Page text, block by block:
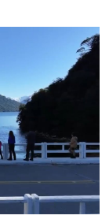
entre a
uma culinária
que
de